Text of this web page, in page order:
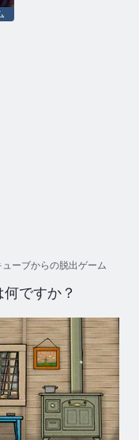
ーブからの脱出ゲーム
ですか？